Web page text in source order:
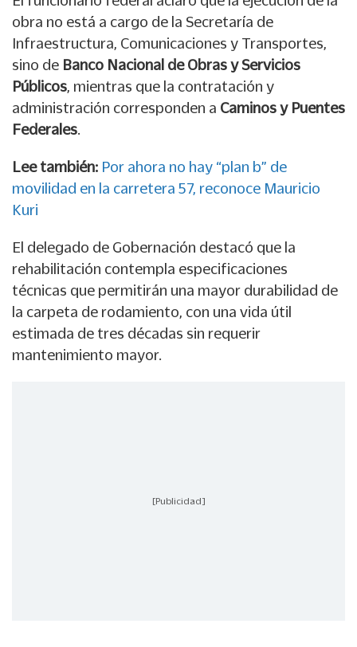
obra no está a cargo de la Secretaría de
Infraestructura, Comunicaciones y Transportes,
sino de Banco Nacional de Obras y Servicios
Públicos, mientras que la contratación y
administración corresponden a Caminos y Puentes
Federales.
Lee también: Por ahora no hay “plan b” de
movilidad en la carretera 57, reconoce Mauricio
Kuri
El delegado de Gobernación destacó que la
rehabilitación contempla especificaciones
técnicas que permitirán una mayor durabilidad de
la carpeta de rodamiento, con una vida útil
estimada de tres décadas sin requerir
mantenimiento mayor.
[Publicidad]